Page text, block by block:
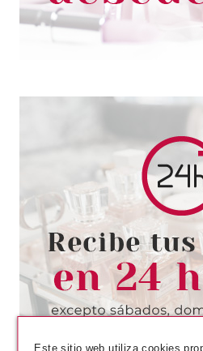
TRUSSARDI EAU
60 ML
Pvr 82.00€
-51%
Este sitio web utiliza cookies